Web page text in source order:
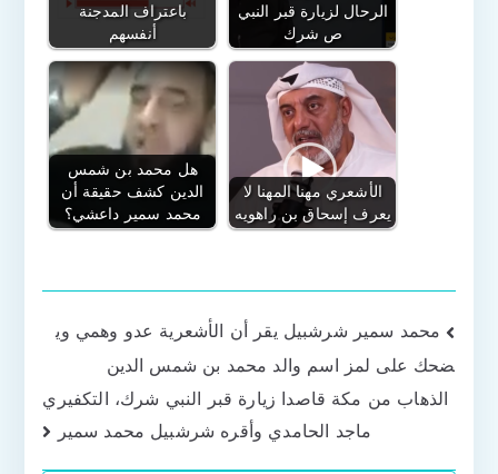
باعتراف المدجنة
أنفسهم
الرحال لزيارة قبر النبي
ص شرك
هل محمد بن شمس
الدين كشف حقيقة أن
محمد سمير داعشي؟
الأشعري مهنا المهنا لا
يعرف إسحاق بن راهويه
تصفّح
المقالات
محمد سمير شرشبيل يقر أن الأشعرية عدو وهمي وي
ضحك على لمز اسم والد محمد بن شمس الدين
الذهاب من مكة قاصدا زيارة قبر النبي شرك، التكفيري
ماجد الحامدي وأقره شرشبيل محمد سمير